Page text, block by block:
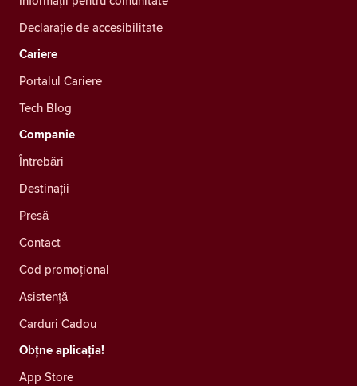
Declarație de accesibilitate
Cariere
Portalul Cariere
Tech Blog
Companie
Întrebări
Destinații
Presă
Contact
Cod promoțional
Asistență
Carduri Cadou
Obțne aplicația!
App Store